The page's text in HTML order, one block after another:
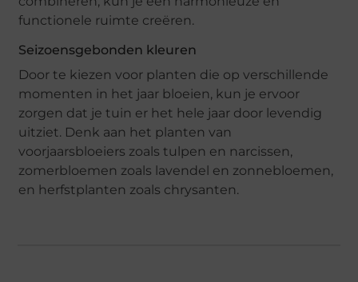
functionele ruimte creëren.
Seizoensgebonden kleuren
Door te kiezen voor planten die op verschillende
momenten in het jaar bloeien, kun je ervoor
zorgen dat je tuin er het hele jaar door levendig
uitziet. Denk aan het planten van
voorjaarsbloeiers zoals tulpen en narcissen,
zomerbloemen zoals lavendel en zonnebloemen,
en herfstplanten zoals chrysanten.